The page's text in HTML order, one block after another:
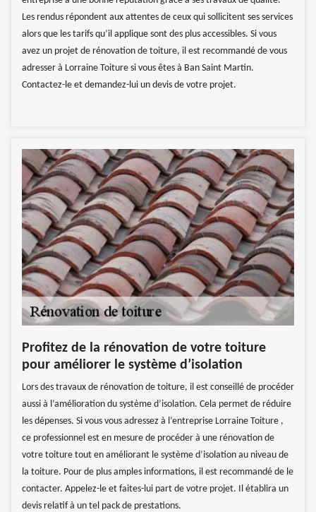
Les rendus répondent aux attentes de ceux qui sollicitent ses services
alors que les tarifs qu’il applique sont des plus accessibles. Si vous
avez un projet de rénovation de toiture, il est recommandé de vous
adresser à Lorraine Toiture si vous êtes à Ban Saint Martin.
Contactez-le et demandez-lui un devis de votre projet.
Profitez de la rénovation de votre toiture
pour améliorer le système d’isolation
Lors des travaux de rénovation de toiture, il est conseillé de procéder
aussi à l’amélioration du système d’isolation. Cela permet de réduire
les dépenses. Si vous vous adressez à l’entreprise Lorraine Toiture ,
ce professionnel est en mesure de procéder à une rénovation de
votre toiture tout en améliorant le système d’isolation au niveau de
la toiture. Pour de plus amples informations, il est recommandé de le
contacter. Appelez-le et faites-lui part de votre projet. Il établira un
devis relatif à un tel pack de prestations.